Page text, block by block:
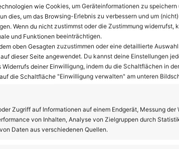
wie Cookies, um Geräteinformationen zu
dies, um das Browsing-Erlebnis zu verbessern und um
Wenn du nicht zustimmst oder die Zustimmung widerrufst,
und Funktionen beeinträchtigen.
oben Gesagten zuzustimmen oder eine detaillierte
dieser Seite angewendet. Du kannst deine Einstellungen
deiner Einwilligung, indem du die Schaltflächen in
die Schaltfläche "Einwilligung verwalten" am unteren
Zugriff auf Informationen auf einem Endgerät, Messung der
von Inhalten, Analyse von Zielgruppen durch
Daten aus verschiedenen Quellen.